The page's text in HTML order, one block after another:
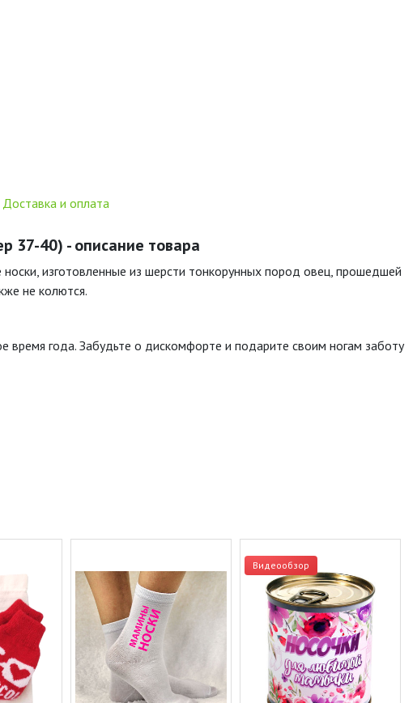
Доставка и оплата
37-40) - описание товара
носки, изготовленные из шерсти тонкорунных пород овец, прошедшей
не колются.
время года. Забудьте о дискомфорте и подарите своим ногам заботу
Видеообзор